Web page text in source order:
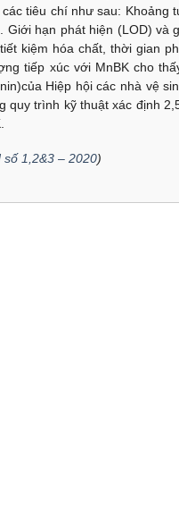
tiêu chí như sau: Khoảng
Giới hạn phát hiện (LOD)
kiệm hóa chất, thời gian
tiếp xúc với MnBK cho
Hiệp hội các nhà vệ
quy trình kỹ thuật xác định
số 1,2&3 – 2020)